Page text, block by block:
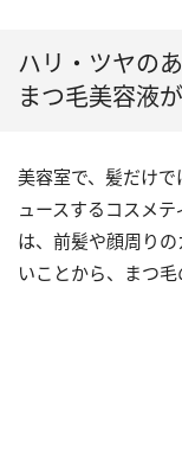
ハリ・ツヤの
まつ毛美容液
美容室で、髪だけ
ュースするコスメ
は、前髪や顔周り
いことから、まつ毛